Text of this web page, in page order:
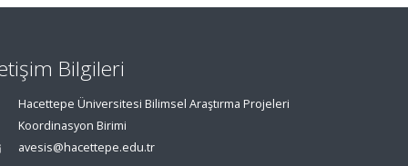
Bilgileri
Hacettepe Üniversitesi Bilimsel Araştırma Projeleri
Koordinasyon Birimi
avesis@hacettepe.edu.tr